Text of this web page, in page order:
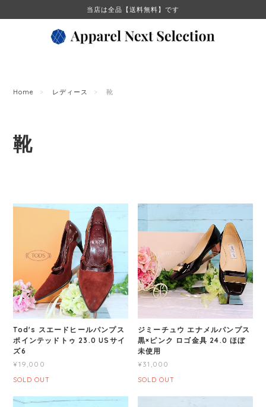
当店は全品【送料無料】です
Home レディース 靴
靴
Tod's スエードヒールパンプス
ポインテッドトゥ 23.0 USサイ
ズ6
¥19,000
SOLD OUT
ジミーチュウ エナメルパンプス
黒×ピンク ロゴ金具 24.0 ほぼ
未使用
¥31,000
SOLD OUT